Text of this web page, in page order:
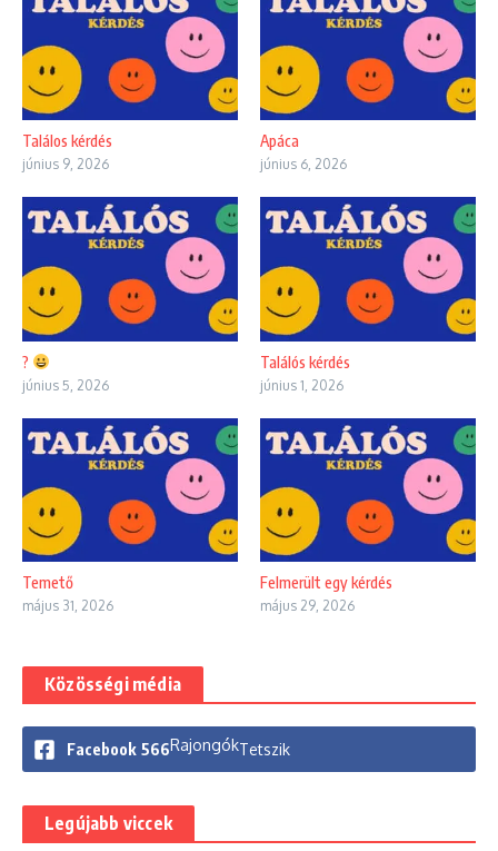
Találos kérdés
június 9, 2026
Apáca
június 6, 2026
?
június 5, 2026
Találós kérdés
június 1, 2026
Temető
május 31, 2026
Felmerült egy kérdés
május 29, 2026
Közösségi média
Facebook 566RajongókTetszik
Legújabb viccek